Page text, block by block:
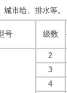
城市给、排水等。
号 级数
2
3
4